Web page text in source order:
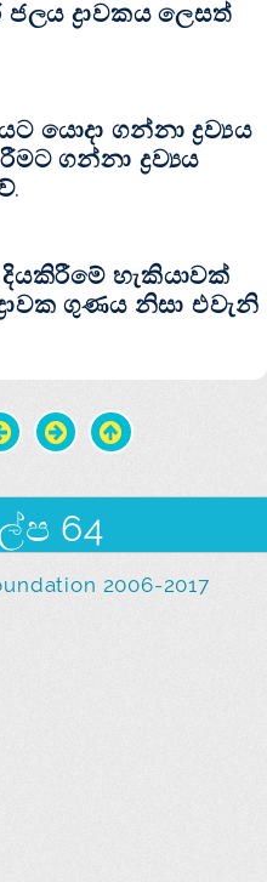
ජලය ද්‍රාවකය ලෙසත්
යොදා ගන්නා ද්‍රව්‍යය
ගන්නා ද්‍රව්‍යය
දියකිරීමේ හැකියාවක්
ගුණය නිසා එවැනි
64
2006-2017